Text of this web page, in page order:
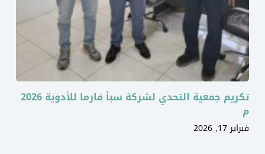
تكريم جمعية التحدي لشركة سبأ فارما للأدوية 2026
م
فبراير 17, 2026